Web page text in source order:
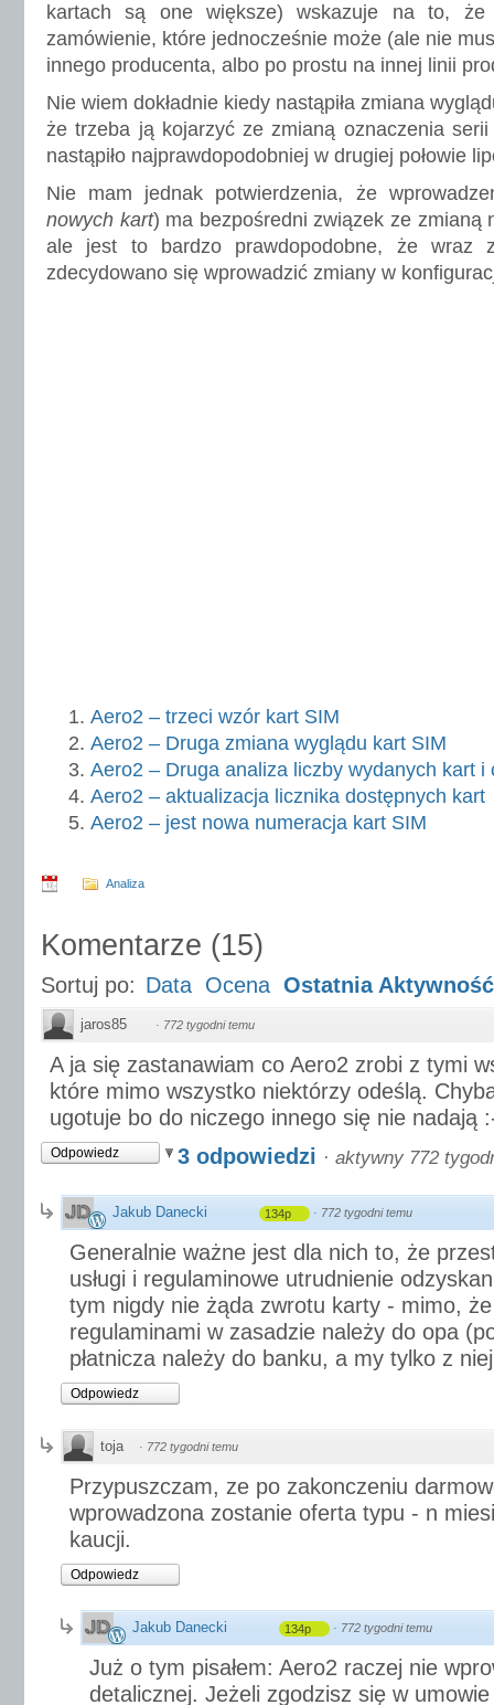
kartach są one większe) wskazuje na to, że
zamówienie, które jednocześnie może (ale nie
innego producenta, albo po prostu na innej linii
Nie wiem dokładnie kiedy nastąpiła zmiana
że trzeba ją kojarzyć ze zmianą oznaczenia
nastąpiło najprawdopodobniej w drugiej połowie
Nie mam jednak potwierdzenia, że
nowych kart) ma bezpośredni związek ze zmianą
ale jest to bardzo prawdopodobne, że wraz
zdecydowano się wprowadzić zmiany w
Aero2 – trzeci wzór kart SIM
Aero2 – Druga zmiana wyglądu kart SIM
Aero2 – Druga analiza liczby wydanych kart i
Aero2 – aktualizacja licznika dostępnych kart
Aero2 – jest nowa numeracja kart SIM
Analiza
Komentarze (15)
Sortuj po: Data Ocena Ostatnia Aktywność
jaros85 · 772 tygodni temu
A ja się zastanawiam co Aero2 zrobi z tymi
które mimo wszystko niektórzy odeślą.
ugotuje bo do niczego innego się nie nadają
Odpowiedz 3 odpowiedzi · aktywny 772
Jakub Danecki 134p · 772 tygodni temu
Generalnie ważne jest dla nich to, że
usługi i regulaminowe utrudnienie
tym nigdy nie żąda zwrotu karty - mimo,
regulaminami w zasadzie należy do opa
płatnicza należy do banku, a my tylko z
Odpowiedz
toja · 772 tygodni temu
Przypuszczam, ze po zakonczeniu
wprowadzona zostanie oferta typu - n
kaucji.
Odpowiedz
Jakub Danecki 134p · 772 tygodni temu
Już o tym pisałem: Aero2 raczej nie
detalicznej. Jeżeli zgodzisz się w